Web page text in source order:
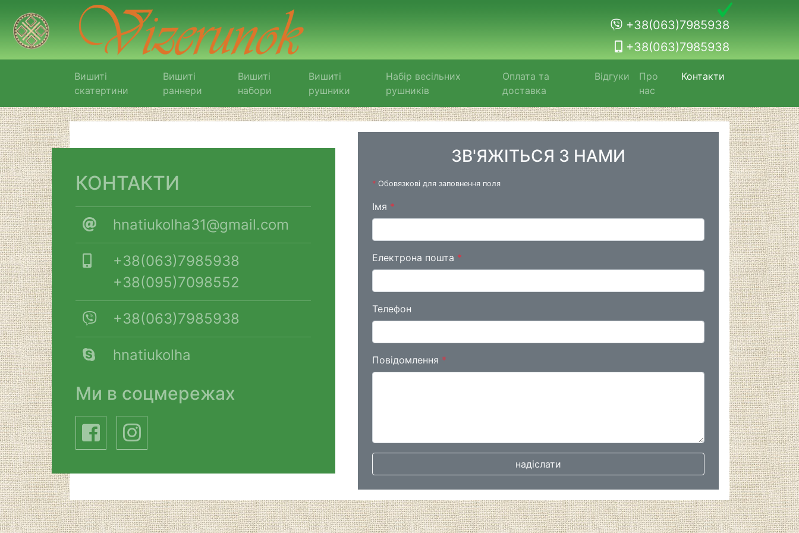
+38(063)7985938
+38(063)7985938
Вишиті
скатертини
Вишиті
раннери
Вишиті
набори
Вишиті
рушники
Набір весільних
рушників
Оплата та
доставка
Відгуки
Про
нас
Контакти
КОНТАКТИ
hnatiukolha31@gmail.com
+38(063)7985938
+38(095)7098552
+38(063)7985938
hnatiukolha
Ми в соцмережах
ЗВ'ЯЖІТЬСЯ З НАМИ
*Обовязкові для заповнення поля
Імя *
Електрона пошта *
Телефон
Повідомлення *
надіслати